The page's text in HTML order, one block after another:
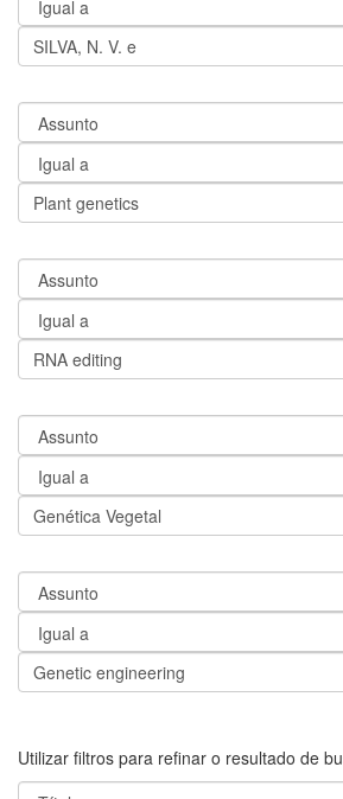
Utilizar filtros para refinar o resultado de